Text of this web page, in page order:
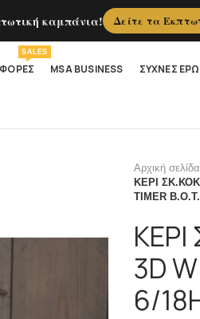
SALES
MSA BUSINESS ΣΥΧΝΕΣ
Αρχική σελίδα
ΚΕΡΙ
TIMER B.O.T.
3D
6/
καμπάνια! Δείτε τα